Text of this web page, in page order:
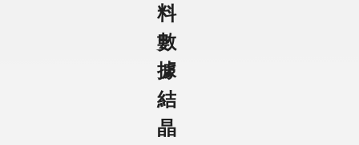
料
數
據
結
晶